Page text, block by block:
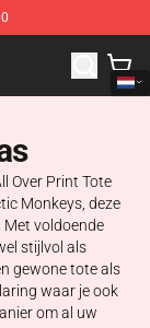
Over Print Tote
Monkeys, deze
Met voldoende
stijlvol als
gewone tote als
waar je ook
om al uw